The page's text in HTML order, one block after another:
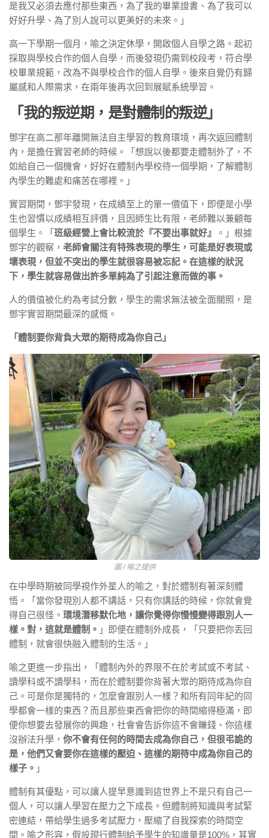
是我又必須去應付那些東西，為了我的畢業證書、為了我可以
好好升學、為了別人說可以更美好的未來。」
高一下學期一個月，喻之決定休學，開啟個人自學之路。起初
採取與學校合作的個人自學，而後發現仍需到校段考，符合學
校畢業規範，改為不與學校合作的個人自學。後來自覺仍有歸
屬感和人際需求，在兩年後再次回到展賦系統學習。
「我的叛逆期，是對體制的叛逆」
鄧宇在高二那年離開無法自主學習的教育環境，再次返回體制
內，是擔任實習老師的時候。「想說以後都要走體制外了，不
如給自己一個機會，好好在體制內學校待一個學期，了解體制
內學生的難處和痛苦在哪裡。」
實習期間，鄧宇發現，在成績至上的單一價值下，即便是小學
生也習慣以成績相互評價，且因師生比有限，老師難以兼顧每
個學生。「 班級經營上會比較流於『不要出事就好』
。」根據
鄧宇的觀察， 老師會關注有特殊表現的學生，可能是好表現或
壞表現，但並不突出的學生就很容易被忘記。在這樣的狀況
下，學生就容易做出許多單純為了引起注意而做的事。
人的價值被化約為考試分數，學生的需求無法被全面關照，是
鄧宇實習期間最深的感慨。
「體制要你背負大眾的期待成為你自己」
圖 / 喻之提供
在中學時期被同學視作外星人的喻之，對於體制有著深刻體
悟。「當你發現別人都不講話，只有你講話的時候，你就會覺
得自己很怪。 環境潛移默化地，讓你覺得你慢慢變得跟別人一
樣。對，這就是體制。 」即便在體制外成長，「只要把你丟回
體制，就會很快融入體制的生活。」
喻之更進一步指出，「體制內外的界限不在於考試或不考試、
讀學科或不讀學科，而在於體制要你背著大眾的期待成為你自
己。可是你是獨特的，怎麼會跟別人一樣？和所有同年紀的同
學都會一樣的東西？而且那些東西會把你的時間縮得極滿，即
便你想要去發展你的興趣，社會會告訴你這不會賺錢、你這樣
沒辦法升學， 你不會有任何的時間去成為你自己，但很弔詭的
是，他們又會要你在這樣的壓迫、這樣的期待中成為你自己的
樣子。 」
體制有其優點，可以讓人提早意識到這世界上不是只有自己一
個人，可以讓人學習在壓力之下成長。但體制將知識與考試緊
密連結，帶給學生過多考試壓力，壓縮了自我探索的時間空
間。喻之形容，假設現行體制給予學生的知識量是100%，其實